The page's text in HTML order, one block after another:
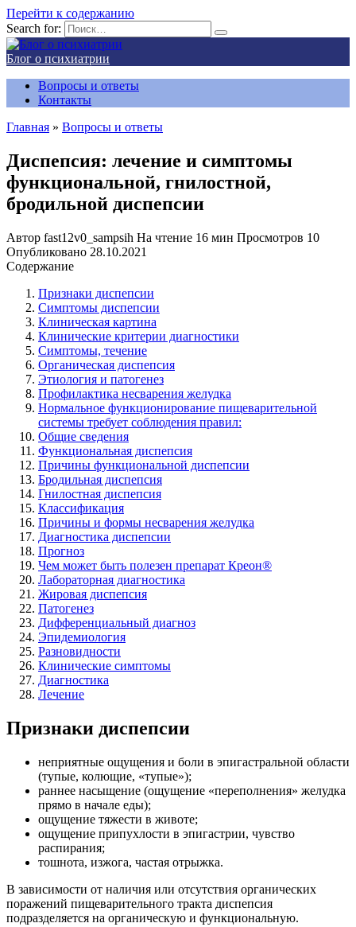
Перейти к содержанию
Search for:
Блог о психиатрии
Вопросы и ответы
Контакты
Главная » Вопросы и ответы
Диспепсия: лечение и симптомы
функциональной, гнилостной,
бродильной диспепсии
Автор fast12v0_sampsih На чтение 16 мин Просмотров 10
Опубликовано 28.10.2021
Содержание
Признаки диспепсии
Симптомы диспепсии
Клиническая картина
Клинические критерии диагностики
Cимптомы, течение
Органическая диспепсия
Этиология и патогенез
Профилактика несварения желудка
Нормальное функционирование пищеварительной
системы требует соблюдения правил:
Общие сведения
Функциональная диспепсия
Причины функциональной диспепсии
Бродильная диспепсия
Гнилостная диспепсия
Классификация
Причины и формы несварения желудка
Диагностика диспепсии
Прогноз
Чем может быть полезен препарат Креон®
Лабораторная диагностика
Жировая диспепсия
Патогенез
Дифференциальный диагноз
Эпидемиология
Разновидности
Клинические симптомы
Диагностика
Лечение
Признаки диспепсии
неприятные ощущения и боли в эпигастральной области
(тупые, колющие, «тупые»);
раннее насыщение (ощущение «переполнения» желудка
прямо в начале еды);
ощущение тяжести в животе;
ощущение припухлости в эпигастрии, чувство
распирания;
тошнота, изжога, частая отрыжка.
В зависимости от наличия или отсутствия органических
поражений пищеварительного тракта диспепсия
подразделяется на органическую и функциональную.